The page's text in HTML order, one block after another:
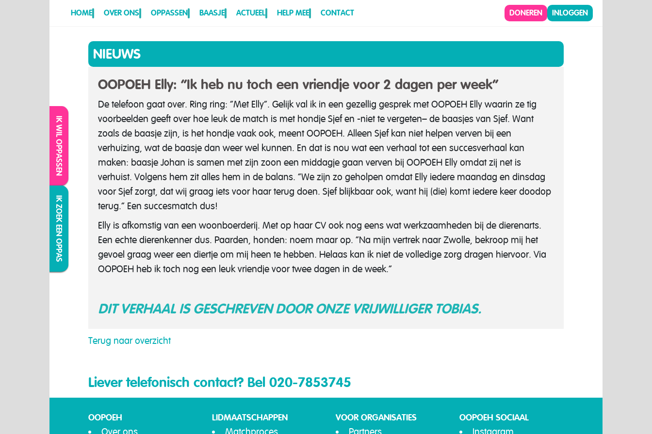
HOME OVER ONS OPPASSEN BAASJE ACTUEEL HELP MEE CONTACT DONEREN INLOGGEN
IK WIL OPPASSEN
IK ZOEK EEN OPPAS
NIEUWS
OOPOEH Elly: “Ik heb nu toch een vriendje voor 2 dagen per week”
De telefoon gaat over. Ring ring: “Met Elly”. Gelijk val ik in een gezellig gesprek met OOPOEH Elly waarin ze tig
voorbeelden geeft over hoe leuk de match is met hondje Sjef en -niet te vergeten– de baasjes van Sjef. Want
zoals de baasje zijn, is het hondje vaak ook, meent OOPOEH. Alleen Sjef kan niet helpen verven bij een
verhuizing, wat de baasje dan weer wel kunnen. En dat is nou wat een verhaal tot een succesverhaal kan
maken: baasje Johan is samen met zijn zoon een middagje gaan verven bij OOPOEH Elly omdat zij net is
verhuist. Volgens hem zit alles hem in de balans. “We zijn zo geholpen omdat Elly iedere maandag en dinsdag
voor Sjef zorgt, dat wij graag iets voor haar terug doen. Sjef blijkbaar ook, want hij (die) komt iedere keer doodop
terug.” Een succesmatch dus!
Elly is afkomstig van een woonboerderij. Met op haar CV ook nog eens wat werkzaamheden bij de dierenarts.
Een echte dierenkenner dus. Paarden, honden: noem maar op. “Na mijn vertrek naar Zwolle, bekroop mij het
gevoel graag weer een diertje om mij heen te hebben. Helaas kan ik niet de volledige zorg dragen hiervoor. Via
OOPOEH heb ik toch nog een leuk vriendje voor twee dagen in de week.”
DIT VERHAAL IS GESCHREVEN DOOR ONZE VRIJWILLIGER TOBIAS.
Terug naar overzicht
Liever telefonisch contact? Bel 020-7853745
OOPOEH LIDMAATSCHAPPEN VOOR ORGANISATIES OOPOEH SOCIAAL